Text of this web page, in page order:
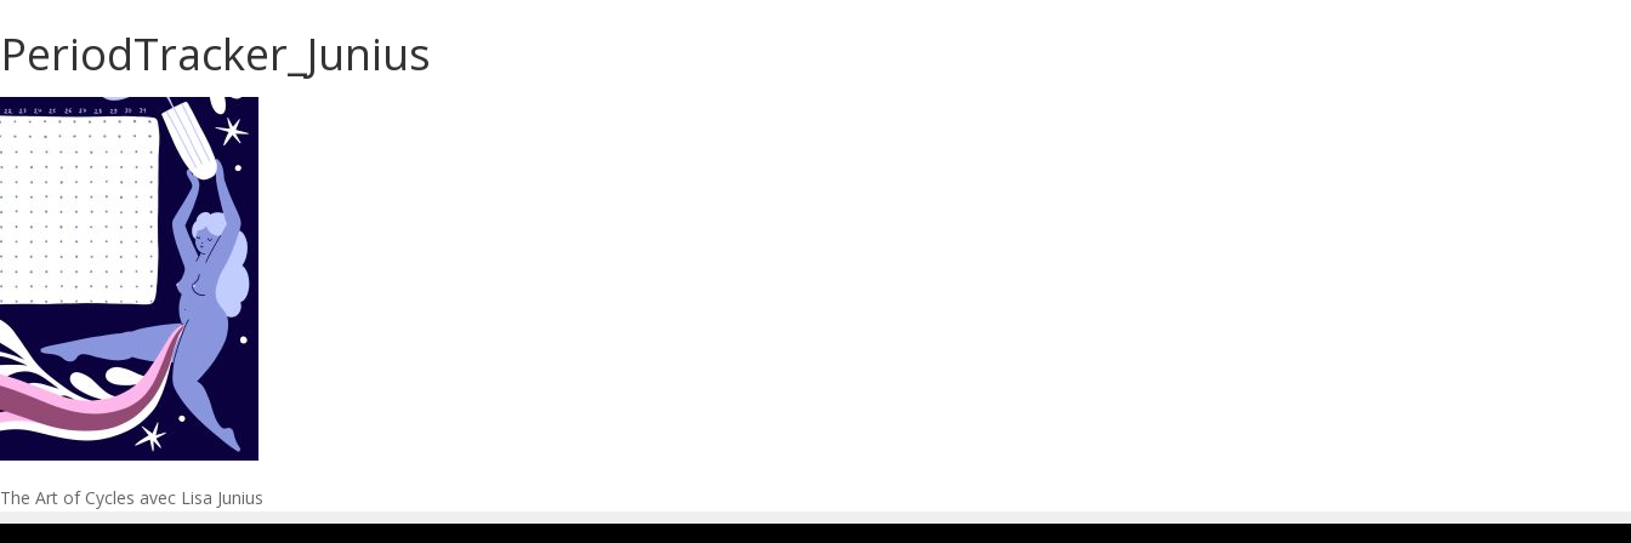
PeriodTracker_Junius
Navigation
The Art of Cycles avec Lisa Junius